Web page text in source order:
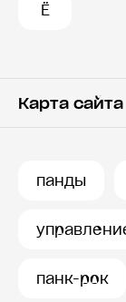
Ё
Карта сайта
панды
панк-рок